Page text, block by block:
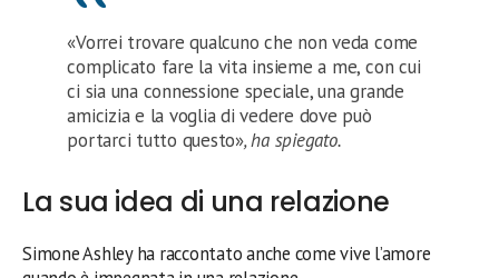
«Vorrei trovare qualcuno che non veda come
complicato fare la vita insieme a me, con cui
ci sia una connessione speciale, una grande
amicizia e la voglia di vedere dove può
portarci tutto questo», ha spiegato.
La sua idea di una relazione
Simone Ashley ha raccontato anche come vive l’amore